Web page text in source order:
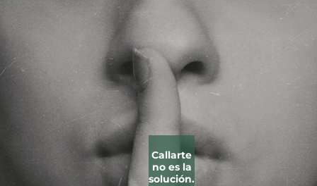
Callarte
no es la
solución.